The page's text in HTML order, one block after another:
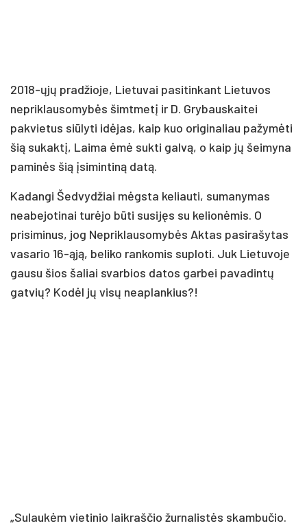
2018-ųjų pradžioje, Lietuvai pasitinkant Lietuvos
nepriklausomybės šimtmetį ir D. Grybauskaitei
pakvietus siūlyti idėjas, kaip kuo originaliau pažymėti
šią sukaktį, Laima ėmė sukti galvą, o kaip jų šeimyna
paminės šią įsimintiną datą.
Kadangi Šedvydžiai mėgsta keliauti, sumanymas
neabejotinai turėjo būti susijęs su kelionėmis. O
prisiminus, jog Nepriklausomybės Aktas pasirašytas
vasario 16-ąją, beliko rankomis suploti. Juk Lietuvoje
gausu šios šaliai svarbios datos garbei pavadintų
gatvių? Kodėl jų visų neaplankius?!
„Sulaukėm vietinio laikraščio žurnalistės skambučio.